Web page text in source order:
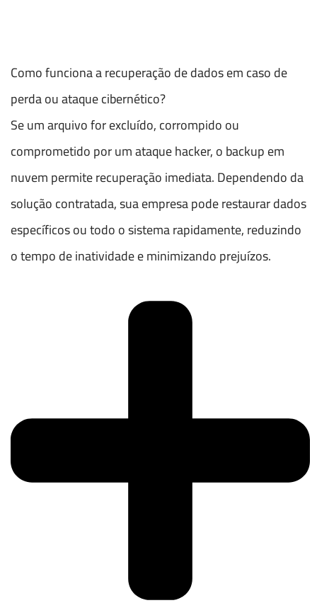
Como funciona a recuperação de dados em caso de
perda ou ataque cibernético?
Se um arquivo for excluído, corrompido ou
comprometido por um ataque hacker, o backup em
nuvem permite recuperação imediata. Dependendo da
solução contratada, sua empresa pode restaurar dados
específicos ou todo o sistema rapidamente, reduzindo
o tempo de inatividade e minimizando prejuízos.